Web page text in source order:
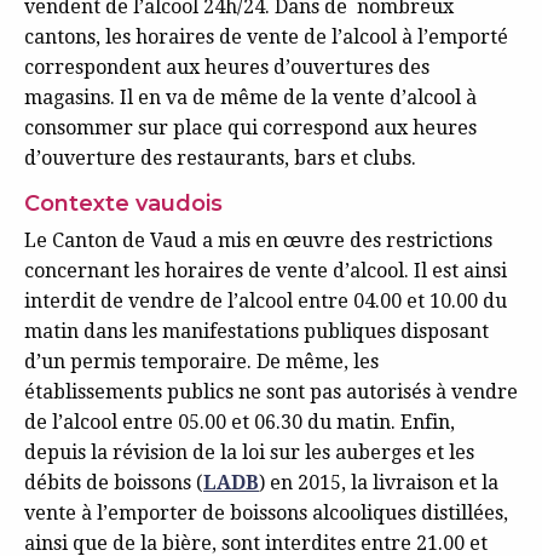
vendent de l’alcool 24h/24. Dans de nombreux
cantons, les horaires de vente de l’alcool à l’emporté
correspondent aux heures d’ouvertures des
magasins. Il en va de même de la vente d’alcool à
consommer sur place qui correspond aux heures
d’ouverture des restaurants, bars et clubs.
Contexte vaudois
Le Canton de Vaud a mis en œuvre des restrictions
concernant les horaires de vente d’alcool. Il est ainsi
interdit de vendre de l’alcool entre 04.00 et 10.00 du
matin dans les manifestations publiques disposant
d’un permis temporaire. De même, les
établissements publics ne sont pas autorisés à vendre
de l’alcool entre 05.00 et 06.30 du matin. Enfin,
depuis la révision de la loi sur les auberges et les
débits de boissons (LADB) en 2015, la livraison et la
vente à l’emporter de boissons alcooliques distillées,
ainsi que de la bière, sont interdites entre 21.00 et